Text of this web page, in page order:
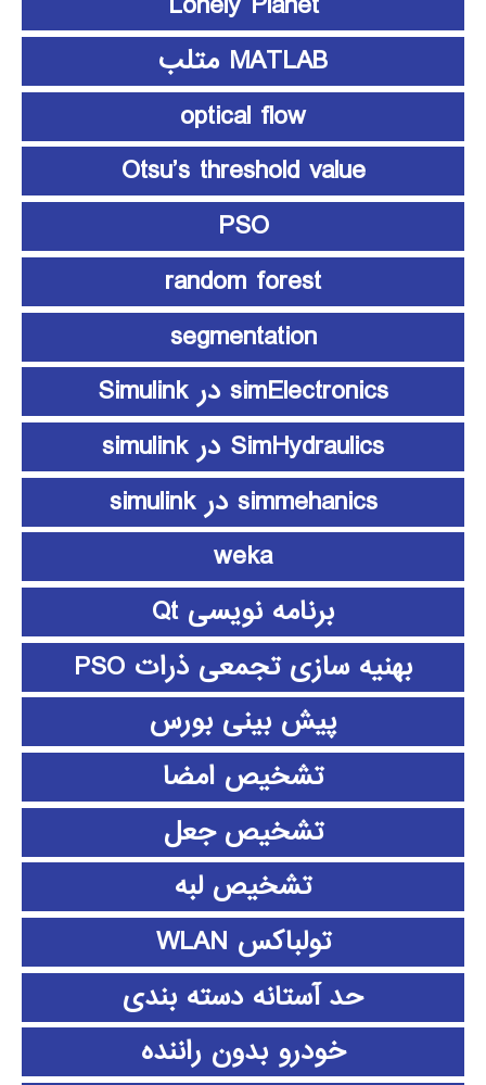
MATLAB متلب
optical flow
Otsu’s threshold value
PSO
random forest
segmentation
simElectronics در Simulink
SimHydraulics در simulink
simmehanics در simulink
weka
برنامه نویسی Qt
بهنیه سازی تجمعی ذرات PSO
پیش بینی بورس
تشخیص امضا
تشخیص جعل
تشخیص لبه
تولباکس WLAN
حد آستانه دسته بندی
خودرو بدون راننده